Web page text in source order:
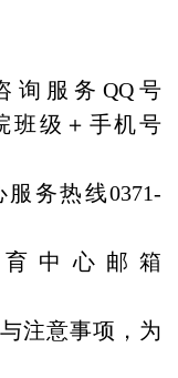
询服务QQ号
班级＋手机号
务热线0371-
中心邮箱
注意事项，为